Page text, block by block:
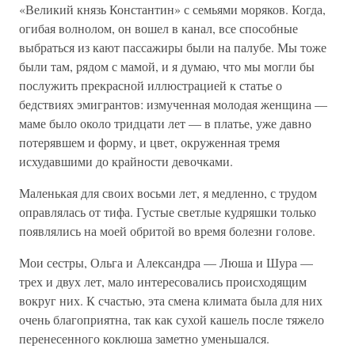
«Великий князь Константин» с семьями моряков. Когда,
огибая волнолом, он вошел в канал, все способные
выбраться из кают пассажиры были на палубе. Мы тоже
были там, рядом с мамой, и я думаю, что мы могли бы
послужить прекрасной иллюстрацией к статье о
бедствиях эмигрантов: измученная молодая женщина —
маме было около тридцати лет — в платье, уже давно
потерявшем и форму, и цвет, окруженная тремя
исхудавшими до крайности девочками.
Маленькая для своих восьми лет, я медленно, с трудом
оправлялась от тифа. Густые светлые кудряшки только
появлялись на моей обритой во время болезни голове.
Мои сестры, Ольга и Александра — Люша и Шура —
трех и двух лет, мало интересовались происходящим
вокруг них. К счастью, эта смена климата была для них
очень благоприятна, так как сухой кашель после тяжело
перенесенного коклюша заметно уменьшался.